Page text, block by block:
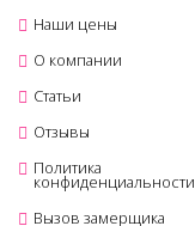
Наши цены
О компании
Статьи
Отзывы
Политика
конфиденциальности
Вызов замерщика